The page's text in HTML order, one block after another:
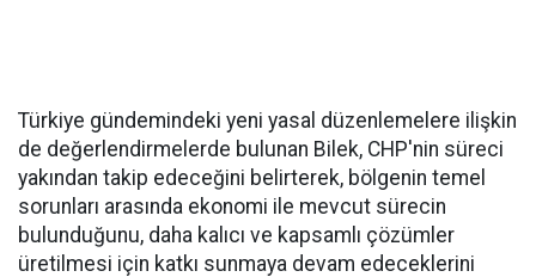
Türkiye gündemindeki yeni yasal düzenlemelere ilişkin
de değerlendirmelerde bulunan Bilek, CHP'nin süreci
yakından takip edeceğini belirterek, bölgenin temel
sorunları arasında ekonomi ile mevcut sürecin
bulunduğunu, daha kalıcı ve kapsamlı çözümler
üretilmesi için katkı sunmaya devam edeceklerini